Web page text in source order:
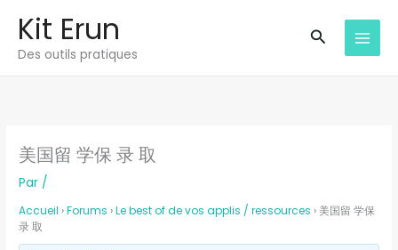
contenu
Kit Erun
Des outils pratiques
美国留 学保 录 取
Par /
Accueil ›Forums ›Le best of de vos applis / ressources › 美国留 学保
录 取